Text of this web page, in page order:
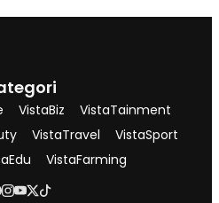
VistaBiz
VistaTainment
VistaTravel
VistaSport
VistaFarming